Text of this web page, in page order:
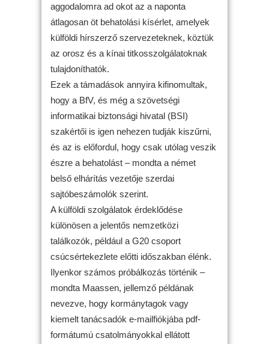
aggodalomra ad okot az a naponta
átlagosan öt behatolási kísérlet, amelyek
külföldi hírszerző szervezeteknek, köztük
az orosz és a kínai titkosszolgálatoknak
tulajdoníthatók.
Ezek a támadások annyira kifinomultak,
hogy a BfV, és még a szövetségi
informatikai biztonsági hivatal (BSI)
szakértői is igen nehezen tudják kiszűrni,
és az is előfordul, hogy csak utólag veszik
észre a behatolást – mondta a német
belső elhárítás vezetője szerdai
sajtóbeszámolók szerint.
A külföldi szolgálatok érdeklődése
különösen a jelentős nemzetközi
találkozók, például a G20 csoport
csúcsértekezlete előtti időszakban élénk.
Ilyenkor számos próbálkozás történik –
mondta Maassen, jellemző példának
nevezve, hogy kormánytagok vagy
kiemelt tanácsadók e-mailfiókjába pdf-
formátumú csatolmányokkal ellátott